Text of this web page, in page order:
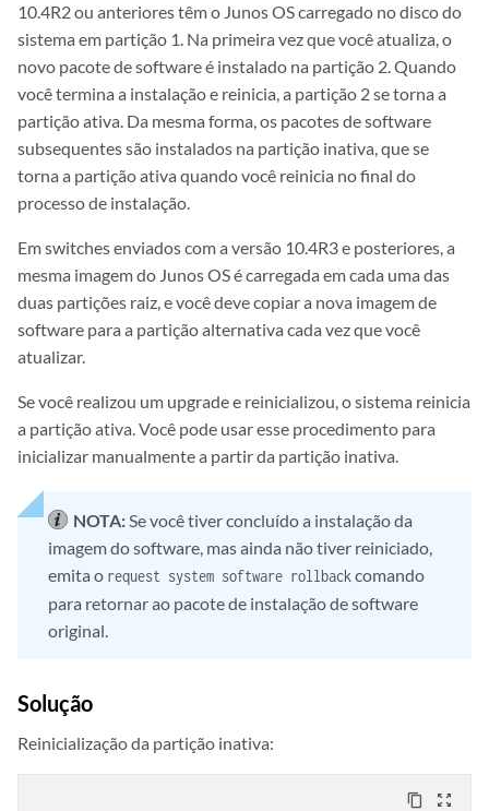
10.4R2 ou anteriores têm o Junos OS carregado no disco do
sistema em partição 1. Na primeira vez que você atualiza, o
novo pacote de software é instalado na partição 2. Quando
você termina a instalação e reinicia, a partição 2 se torna a
partição ativa. Da mesma forma, os pacotes de software
subsequentes são instalados na partição inativa, que se
torna a partição ativa quando você reinicia no final do
processo de instalação.
Em switches enviados com a versão 10.4R3 e posteriores, a
mesma imagem do Junos OS é carregada em cada uma das
duas partições raiz, e você deve copiar a nova imagem de
software para a partição alternativa cada vez que você
atualizar.
Se você realizou um upgrade e reinicializou, o sistema reinicia
a partição ativa. Você pode usar esse procedimento para
inicializar manualmente a partir da partição inativa.
NOTA:Se você tiver concluído a instalação da
imagem do software, mas ainda não tiver reiniciado,
emita o request system software rollback comando
para retornar ao pacote de instalação de software
original.
Solução
Reinicialização da partição inativa:
content_copy zoom_out_map